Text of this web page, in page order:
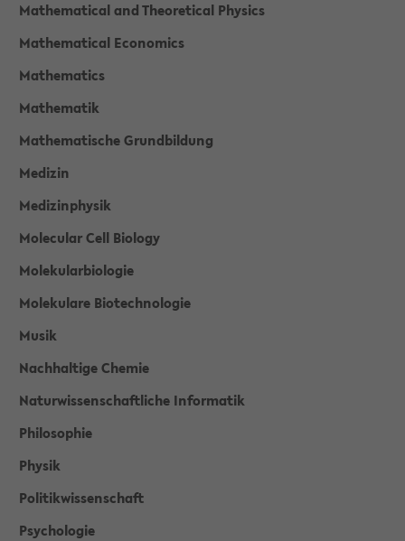
Mathematical and Theoretical Physics
Mathematical Economics
Mathematics
Mathematik
Mathematische Grundbildung
Medizin
Medizinphysik
Molecular Cell Biology
Molekularbiologie
Molekulare Biotechnologie
Musik
Nachhaltige Chemie
Naturwissenschaftliche Informatik
Philosophie
Physik
Politikwissenschaft
Psychologie